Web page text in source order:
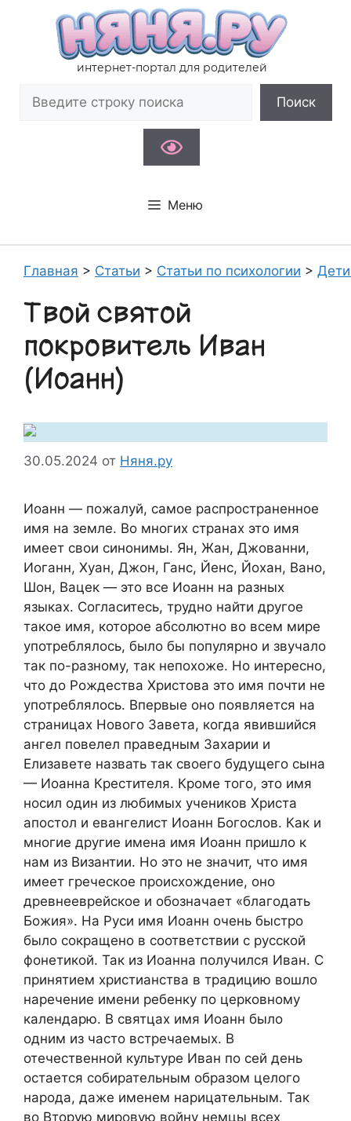
содержимому
интернет-портал для родителей
Поиск
Меню
Главная > Статьи > Статьи по психологии >
Твой святой
покровитель Иван
(Иоанн)
30.05.2024 от Няня.ру
Иоанн — пожалуй, самое распространенное
имя на земле. Во многих странах это имя
имеет свои синонимы. Ян, Жан, Джованни,
Иоганн, Хуан, Джон, Ганс, Йенс, Йохан, Вано,
Шон, Вацек — это все Иоанн на разных
языках. Согласитесь, трудно найти другое
такое имя, которое абсолютно во всем мире
употреблялось, было бы популярно и звучало
так по-разному, так непохоже. Но интересно,
что до Рождества Христова это имя почти не
употреблялось. Впервые оно появляется на
страницах Нового Завета, когда явившийся
ангел повелел праведным Захарии и
Елизавете назвать так своего будущего сына
— Иоанна Крестителя. Кроме того, это имя
носил один из любимых учеников Христа
апостол и евангелист Иоанн Богослов. Как и
многие другие имена имя Иоанн пришло к
нам из Византии. Но это не значит, что имя
имеет греческое происхождение, оно
древнееврейское и обозначает «благодать
Божия». На Руси имя Иоанн очень быстро
было сокращено в соответствии с русской
фонетикой. Так из Иоанна получился Иван. С
принятием христианства в традицию вошло
наречение имени ребенку по церковному
календарю. В святцах имя Иоанн было
одним из часто встречаемых. В
отечественной культуре Иван по сей день
остается собирательным образом целого
народа, даже именем нарицательным. Так
во Вторую мировую войну немцы всех